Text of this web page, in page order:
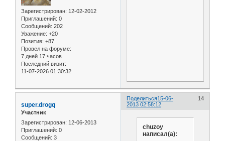
Зарегистрирован: 12-02-2012
Приглашений: 0
Сообщений: 202
Уважение: +20
Позитив: +87
Провел на форуме:
7 дней 17 часов
Последний визит:
11-07-2026 01:30:32
Поделиться 14
15-06-
2013 02:58:12
super.drogq
Участник
Зарегистрирован: 12-06-2013
Приглашений: 0
Сообщений: 3
chuzoy
написал(а):